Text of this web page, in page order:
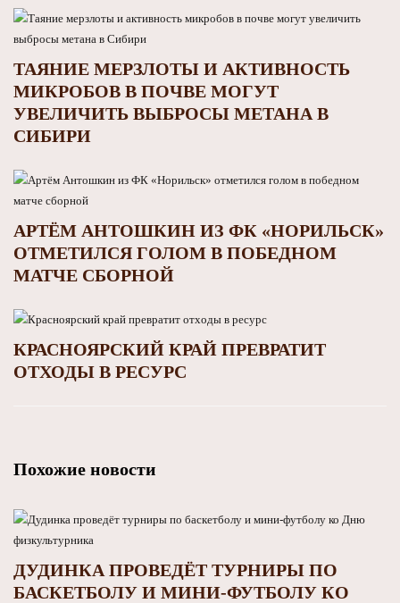
ТАЯНИЕ МЕРЗЛОТЫ И АКТИВНОСТЬ
МИКРОБОВ В ПОЧВЕ МОГУТ
УВЕЛИЧИТЬ ВЫБРОСЫ МЕТАНА В
СИБИРИ
АРТЁМ АНТОШКИН ИЗ ФК «НОРИЛЬСК»
ОТМЕТИЛСЯ ГОЛОМ В ПОБЕДНОМ
МАТЧЕ СБОРНОЙ
КРАСНОЯРСКИЙ КРАЙ ПРЕВРАТИТ
ОТХОДЫ В РЕСУРС
Похожие новости
ДУДИНКА ПРОВЕДЁТ ТУРНИРЫ ПО
БАСКЕТБОЛУ И МИНИ-ФУТБОЛУ КО